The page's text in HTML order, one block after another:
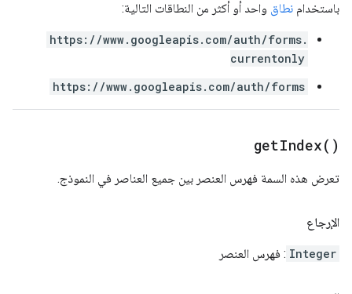
باستخدام نطاق واحد أو أكثر من النطاقات التالية:
https://www.googleapis.com/auth/forms.
currentonly
https://www.googleapis.com/auth/forms
getIndex( )
تعرض هذه السمة فهرس العنصر بين جميع العناصر في النموذج.
الإرجاع
Integer : فهرس العنصر